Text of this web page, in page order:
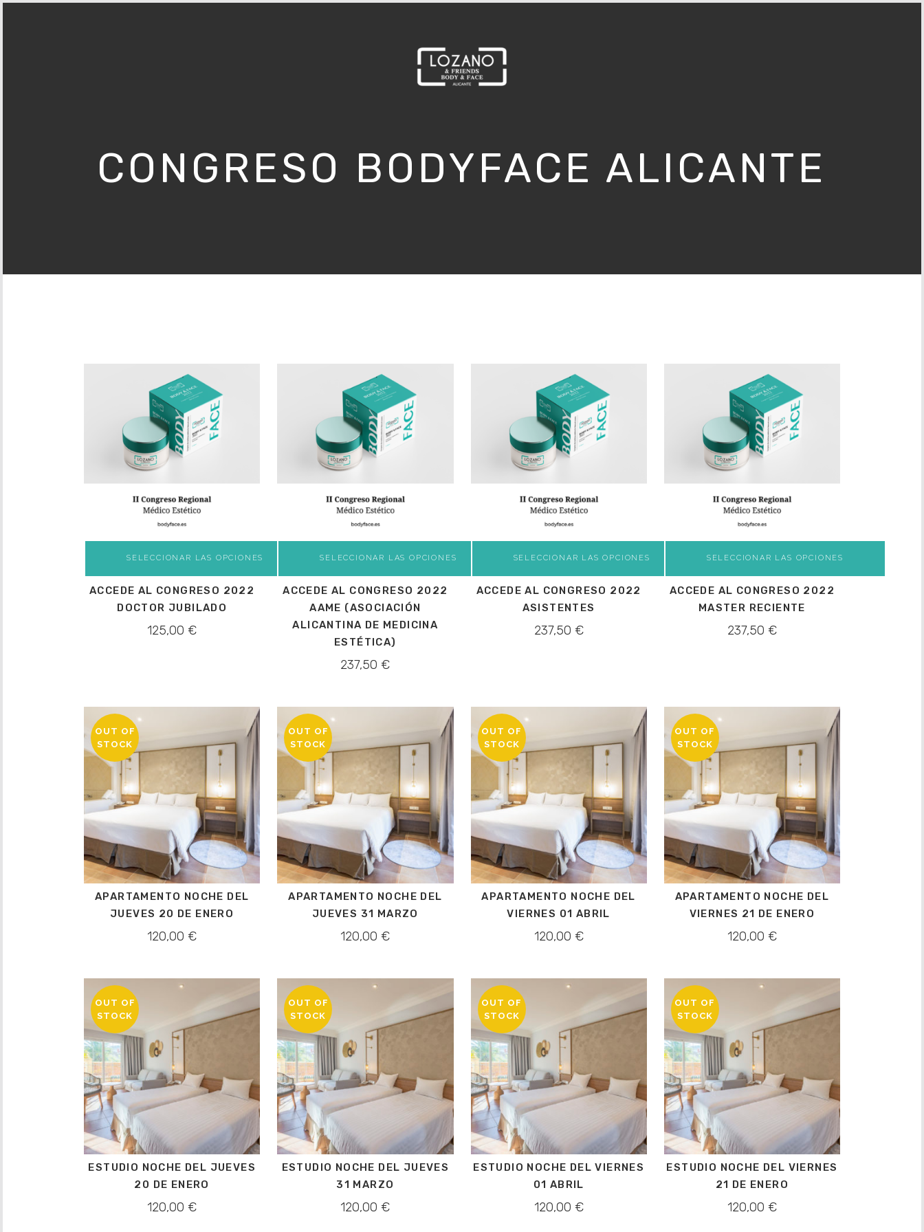
CONGRESO BODYFACE ALICANTE
SELECCIONAR LAS OPCIONES
ACCEDE AL CONGRESO 2022
DOCTOR JUBILADO
125,00 €
SELECCIONAR LAS OPCIONES
ACCEDE AL CONGRESO 2022
AAME (ASOCIACIÓN
ALICANTINA DE MEDICINA
ESTÉTICA)
237,50 €
SELECCIONAR LAS OPCIONES
ACCEDE AL CONGRESO 2022
ASISTENTES
237,50 €
SELECCIONAR LAS OPCIONES
ACCEDE AL CONGRESO 2022
MASTER RECIENTE
237,50 €
OUT OF
STOCK
APARTAMENTO NOCHE DEL
JUEVES 20 DE ENERO
120,00 €
OUT OF
STOCK
APARTAMENTO NOCHE DEL
JUEVES 31 MARZO
120,00 €
OUT OF
STOCK
APARTAMENTO NOCHE DEL
VIERNES 01 ABRIL
120,00 €
OUT OF
STOCK
APARTAMENTO NOCHE DEL
VIERNES 21 DE ENERO
120,00 €
OUT OF
STOCK
ESTUDIO NOCHE DEL JUEVES
20 DE ENERO
120,00 €
OUT OF
STOCK
ESTUDIO NOCHE DEL JUEVES
31 MARZO
120,00 €
OUT OF
STOCK
ESTUDIO NOCHE DEL VIERNES
01 ABRIL
120,00 €
OUT OF
STOCK
ESTUDIO NOCHE DEL VIERNES
21 DE ENERO
120,00 €